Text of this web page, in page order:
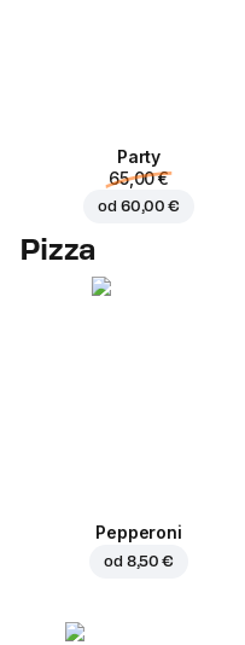
Party
65,00 €
od 60,00 €
Pizza
Pepperoni
od 8,50 €